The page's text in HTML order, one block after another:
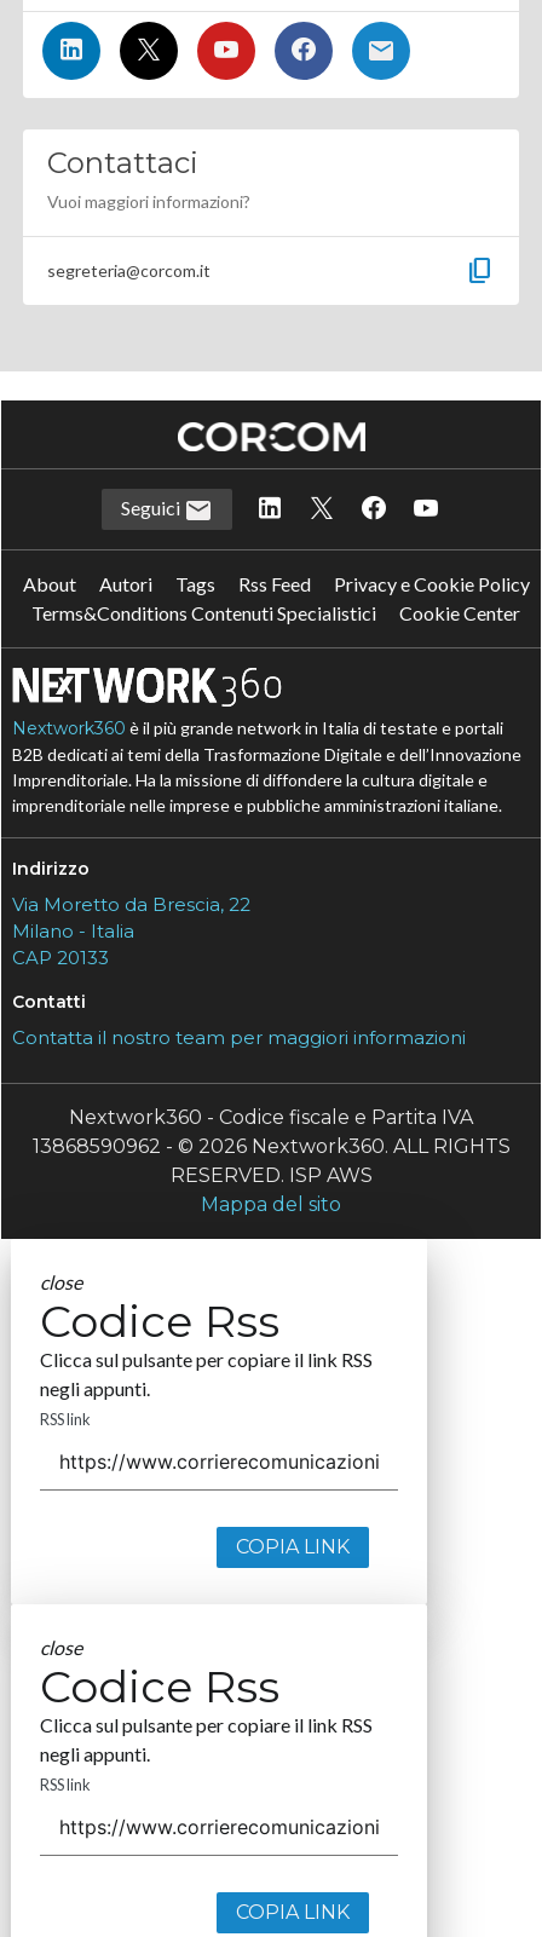
Contattaci
Vuoi maggiori informazioni?
segreteria@corcom.it content_copy
Seguici
About Autori Tags Rss Feed
Privacy e Cookie Policy
Terms&Conditions Contenuti Specialistici
Cookie Center
Nextwork360 è il più grande network in Italia di testate e portali
B2B dedicati ai temi della Trasformazione Digitale e dell’Innovazione
Imprenditoriale. Ha la missione di diffondere la cultura digitale e
imprenditoriale nelle imprese e pubbliche amministrazioni italiane.
Indirizzo
Via Moretto da Brescia, 22
Milano - Italia
CAP 20133
Contatti
Contatta il nostro team per maggiori informazioni
Nextwork360 - Codice fiscale e Partita IVA
13868590962 - © 2026 Nextwork360. ALL RIGHTS
RESERVED. ISP AWS
Mappa del sito
close
Codice Rss
Clicca sul pulsante per copiare il link RSS
negli appunti.
RSS link
COPIA LINK
close
Codice Rss
Clicca sul pulsante per copiare il link RSS
negli appunti.
RSS link
COPIA LINK